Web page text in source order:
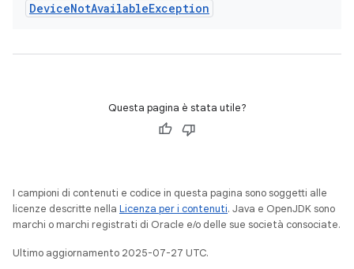
DeviceNotAvailableException
Questa pagina è stata utile?
I campioni di contenuti e codice in questa pagina sono soggetti alle
licenze descritte nella Licenza per i contenuti. Java e OpenJDK sono
marchi o marchi registrati di Oracle e/o delle sue società consociate.
Ultimo aggiornamento 2025-07-27 UTC.